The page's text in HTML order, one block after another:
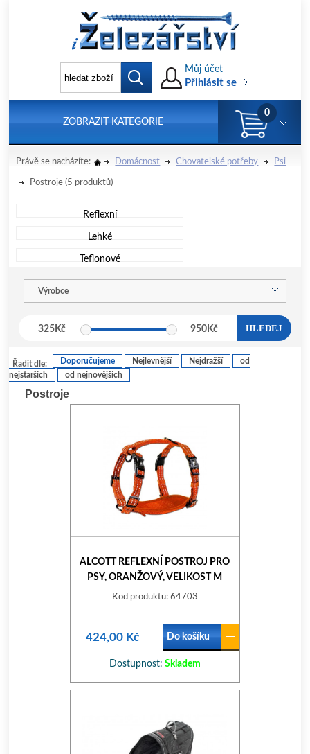
Můj účet
Přihlásit se
ZOBRAZIT KATEGORIE
0
Právě se nacházíte: Domácnost Chovatelské potřeby Psi
Postroje (5 produktů)
Reflexní
Lehké
Teflonové
Výrobce
325Kč 950 Kč HLEDEJ
Řadit dle: Doporučujeme Nejlevnější Nejdražší
od
nejstarších
od nejnovějších
Postroje
ALCOTT REFLEXNÍ POSTROJ PRO
PSY, ORANŽOVÝ, VELIKOST M
Kod produktu: 64703
424,00 Kč Do košíku
Dostupnost: Skladem